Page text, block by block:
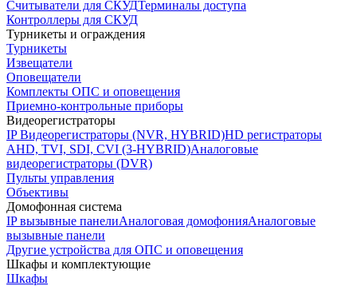
Считыватели для СКУДТерминалы доступа
Контроллеры для СКУД
Турникеты и ограждения
Турникеты
Извещатели
Оповещатели
Комплекты ОПС и оповещения
Приемно-контрольные приборы
Видеорегистраторы
IP Видеорегистраторы (NVR, HYBRID)HD регистраторы
AHD, TVI, SDI, CVI (3-HYBRID)Аналоговые
видеорегистраторы (DVR)
Пульты управления
Объективы
Домофонная система
IP вызывные панелиАналоговая домофонияАналоговые
вызывные панели
Другие устройства для ОПС и оповещения
Шкафы и комплектующие
Шкафы